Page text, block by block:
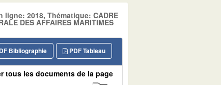
2018, Thématique: CADRE
DES AFFAIRES MARITIMES
PDF Tableau
Bibliographie
tous les documents de la page